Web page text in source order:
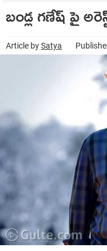
బండ్ల గణేష్ పై
Article bySatya